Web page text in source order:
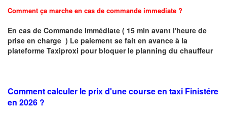
Comment ça marche en cas de commande immediate ?
En cas de Commande immédiate ( 15 min avant l'heure de
prise en charge ) Le paiement se fait en avance à la
plateforme Taxiproxi pour bloquer le planning du chauffeur
Comment calculer le prix d'une course en taxi Finistére
en 2026 ?